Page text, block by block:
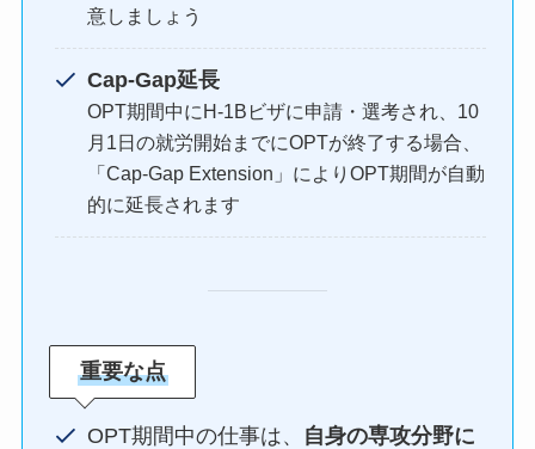
意しましょう
Cap-Gap延長
OPT期間中にH-1Bビザに申請・選考され、10
月1日の就労開始までにOPTが終了する場合、
「Cap-Gap Extension」によりOPT期間が自動
的に延長されます
重要な点
OPT期間中の仕事は、
自身の専攻分野に